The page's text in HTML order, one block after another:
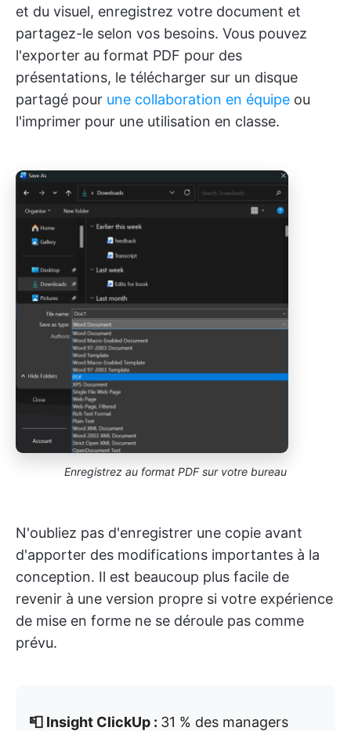
et du visuel, enregistrez votre document et
partagez-le selon vos besoins. Vous pouvez
l'exporter au format PDF pour des
présentations, le télécharger sur un disque
partagé pour une collaboration en équipe ou
l'imprimer pour une utilisation en classe.
Enregistrez au format PDF sur votre bureau
N'oubliez pas d'enregistrer une copie avant
d'apporter des modifications importantes à la
conception. Il est beaucoup plus facile de
revenir à une version propre si votre expérience
de mise en forme ne se déroule pas comme
prévu.
📮 Insight ClickUp : 31 % des managers